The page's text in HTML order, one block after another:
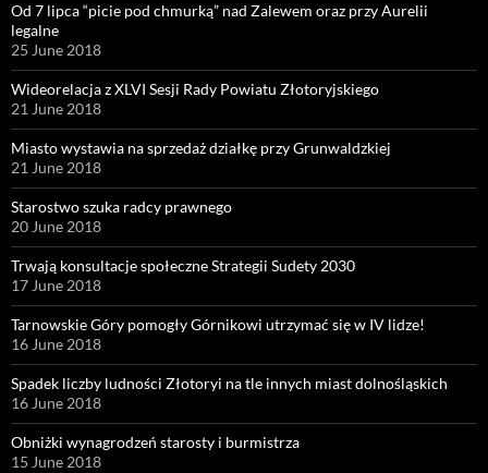
Od 7 lipca “picie pod chmurką” nad Zalewem oraz przy Aurelii
legalne
25 June 2018
Wideorelacja z XLVI Sesji Rady Powiatu Złotoryjskiego
21 June 2018
Miasto wystawia na sprzedaż działkę przy Grunwaldzkiej
21 June 2018
Starostwo szuka radcy prawnego
20 June 2018
Trwają konsultacje społeczne Strategii Sudety 2030
17 June 2018
Tarnowskie Góry pomogły Górnikowi utrzymać się w IV lidze!
16 June 2018
Spadek liczby ludności Złotoryi na tle innych miast dolnośląskich
16 June 2018
Obniżki wynagrodzeń starosty i burmistrza
15 June 2018